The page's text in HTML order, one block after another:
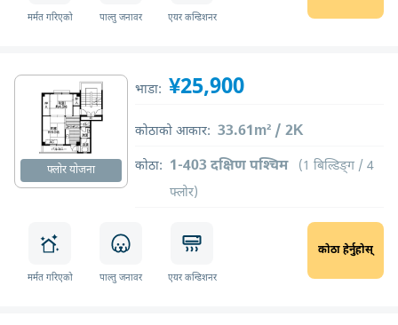
मर्मत गरिएको पाल्तु जनावर एयर कन्डिशनर
फ्लोर योजना
भाडा: ¥25,900
कोठाको आकार: 33.61m² / 2K
कोठा: 1-403 दक्षिण पश्चिम
(1 बिल्डिङ्ग / 4
फ्लोर)
मर्मत गरिएको पाल्तु जनावर एयर कन्डिशनर
कोठा हेर्नुहोस्